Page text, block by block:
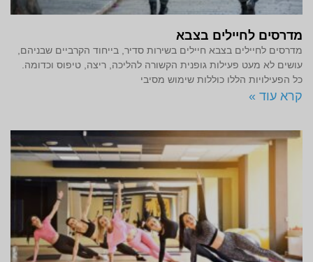
מדרסים לחיילים בצבא
מדרסים לחיילים בצבא חיילים בשירות סדיר, בייחוד הקרביים שבניהם,
עושים לא מעט פעילות גופנית הקשורה להליכה, ריצה, טיפוס וכדומה.
כל הפעילויות הללו כוללות שימוש מסיבי
קרא עוד »